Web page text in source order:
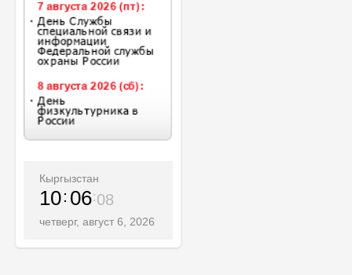
Кыргызстан
10 06 09
четверг, август 6, 2026